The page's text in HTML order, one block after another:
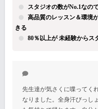
スタジオの数がNo.1なの
高品質のレッスン＆環境
きる
80％以上が 未経験からス
先生達が気さくに喋ってく
なりました。全身汗びっし